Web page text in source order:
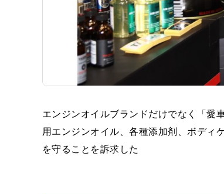
エンジンオイルブランドだけでなく「愛
用エンジンオイル、各種添加剤、ボディ
を守ることを訴求した